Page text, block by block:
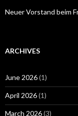
Neuer Vorstand beim
ARCHIVES
June 2026(1)
April 2026(1)
March 2026(3)